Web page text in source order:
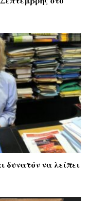
δυνατόν να λείπει